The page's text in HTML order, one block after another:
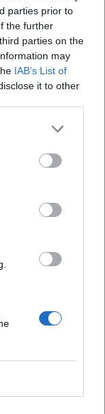
parties prior to
the further
parties on the
may
IAB’s List of
it to other
und einer
Fußwege.
freizeit/das-
saline/karl-
Traunstein
Theodor-
Das ist
Platz
Der
wird von der
Die
9 bis 18 Uhr
das Parken
gibt es eine
Standort auch
regelmäßige
Traunstein